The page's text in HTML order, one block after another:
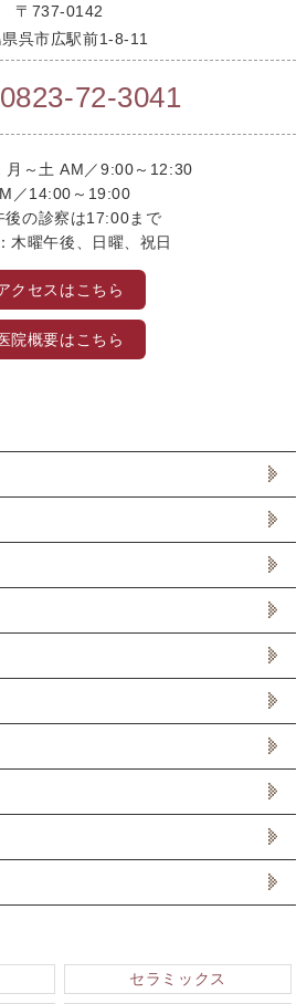
〒737-0142
呉市広駅前1-8-11
0823-72-3041
月～土 AM／9:00～12:30
／14:00～19:00
後の診察は17:00まで
木曜午後、日曜、祝日
クセスはこちら
院概要はこちら
セラミックス